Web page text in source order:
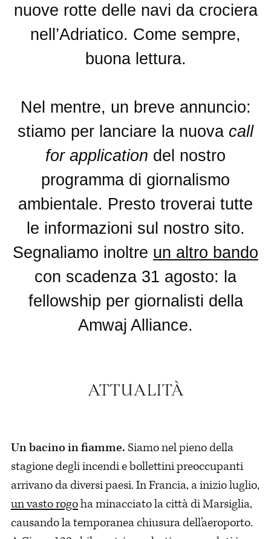
nuove rotte delle navi da crociera
nell’Adriatico. Come sempre,
buona lettura.
Nel mentre, un breve annuncio:
stiamo per lanciare la nuova call
for application del nostro
programma di giornalismo
ambientale. Presto troverai tutte
le informazioni sul nostro sito.
Segnaliamo inoltre un altro bando
con scadenza 31 agosto: la
fellowship per giornalisti della
Amwaj Alliance.
Un bacino in fiamme. Siamo nel pieno della
stagione degli incendi e bollettini preoccupanti
arrivano da diversi paesi. In Francia, a inizio luglio,
un vasto rogoha minacciato la città di Marsiglia,
causando la temporanea chiusura dell’aeroporto.